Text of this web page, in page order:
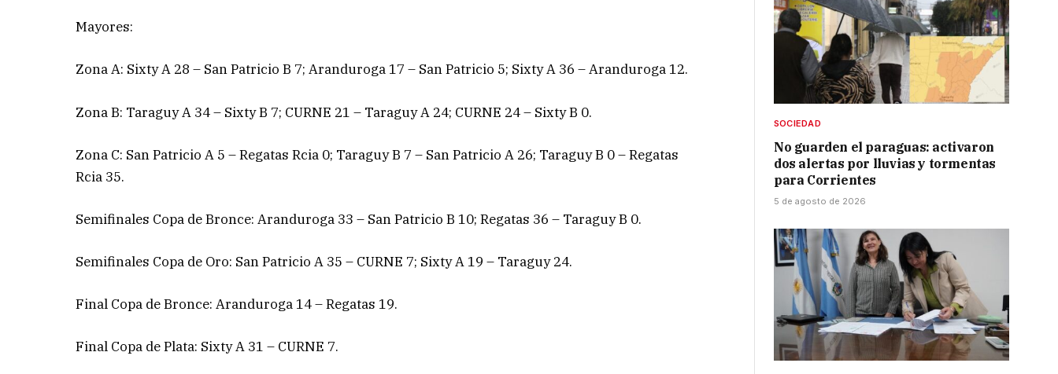
Mayores:
Zona A: Sixty A 28 – San Patricio B 7; Aranduroga 17 – San Patricio 5; Sixty A 36 – Aranduroga 12.
Zona B: Taraguy A 34 – Sixty B 7; CURNE 21 – Taraguy A 24; CURNE 24 – Sixty B 0.
Zona C: San Patricio A 5 – Regatas Rcia 0; Taraguy B 7 – San Patricio A 26; Taraguy B 0 – Regatas
Rcia 35.
Semifinales Copa de Bronce: Aranduroga 33 – San Patricio B 10; Regatas 36 – Taraguy B 0.
Semifinales Copa de Oro: San Patricio A 35 – CURNE 7; Sixty A 19 – Taraguy 24.
Final Copa de Bronce: Aranduroga 14 – Regatas 19.
Final Copa de Plata: Sixty A 31 – CURNE 7.
SOCIEDAD
No guarden el paraguas: activaron
dos alertas por lluvias y tormentas
para Corrientes
5 de agosto de 2026